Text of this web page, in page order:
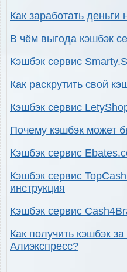
Как заработать деньги
В чём выгода кэшбэк
Кэшбэк сервис
Как раскрутить свой
Кэшбэк сервис
Почему кэшбэк может
Кэшбэк сервис
Кэшбэк сервис
инструкция
Кэшбэк сервис
Как получить кэшбэк
Алиэкспресс?